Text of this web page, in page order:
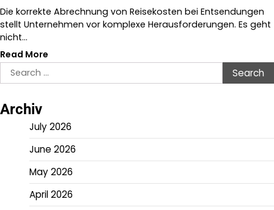
Die korrekte Abrechnung von Reisekosten bei Entsendungen
stellt Unternehmen vor komplexe Herausforderungen. Es geht
nicht…
Read More
Search
for:
Archiv
July 2026
June 2026
May 2026
April 2026